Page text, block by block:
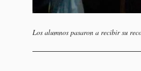
Los alumnos pasaron a recibir su